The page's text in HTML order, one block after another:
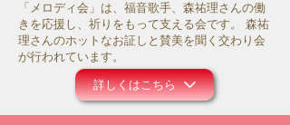
「メロディ会」は、福音歌手、森祐理さんの働
きを応援し、祈りをもって支える会です。 森祐
理さんのホットなお証しと賛美を聞く交わり会
が行われています。
詳しくはこちら